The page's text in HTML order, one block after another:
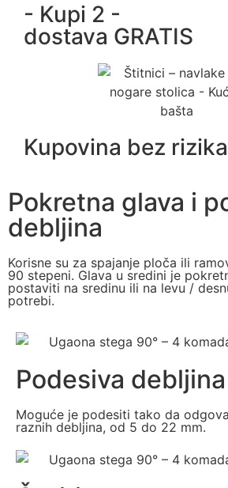
- Kupi 2 -
dostava GRATIS
Kupovina bez rizika
Pokretna glava i
debljina
Korisne su za spajanje ploča ili
90 stepeni. Glava u sredini je
postaviti na sredinu ili na levu /
potrebi.
Podesiva debljina
Moguće je podesiti tako da
raznih debljina, od 5 do 22 mm.